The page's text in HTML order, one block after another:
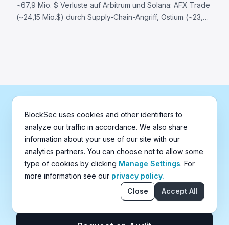
~67,9 Mio. $ Verluste auf Arbitrum und Solana: AFX Trade
(~24,15 Mio.$) durch Supply-Chain-Angriff, Ostium (~23,75
Best Security Auditor for Web3
Validate design, code, and business logic before
launch. Aligned with the highest industry security
standards.
Read Audit Reports
BlockSec uses cookies and other identifiers to
analyze our traffic in accordance. We also share
information about your use of our site with our
analytics partners. You can choose not to allow some
type of cookies by clicking Manage Settings. For
more information see our privacy policy.
Close
Accept All